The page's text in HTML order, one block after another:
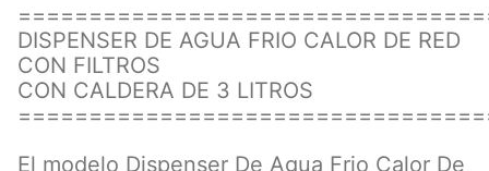
DISPENSER DE AGUA FRIO CALOR DE RED
CON FILTROS
CON CALDERA DE 3 LITROS
El modelo Dispenser De Agua Frio Calor De